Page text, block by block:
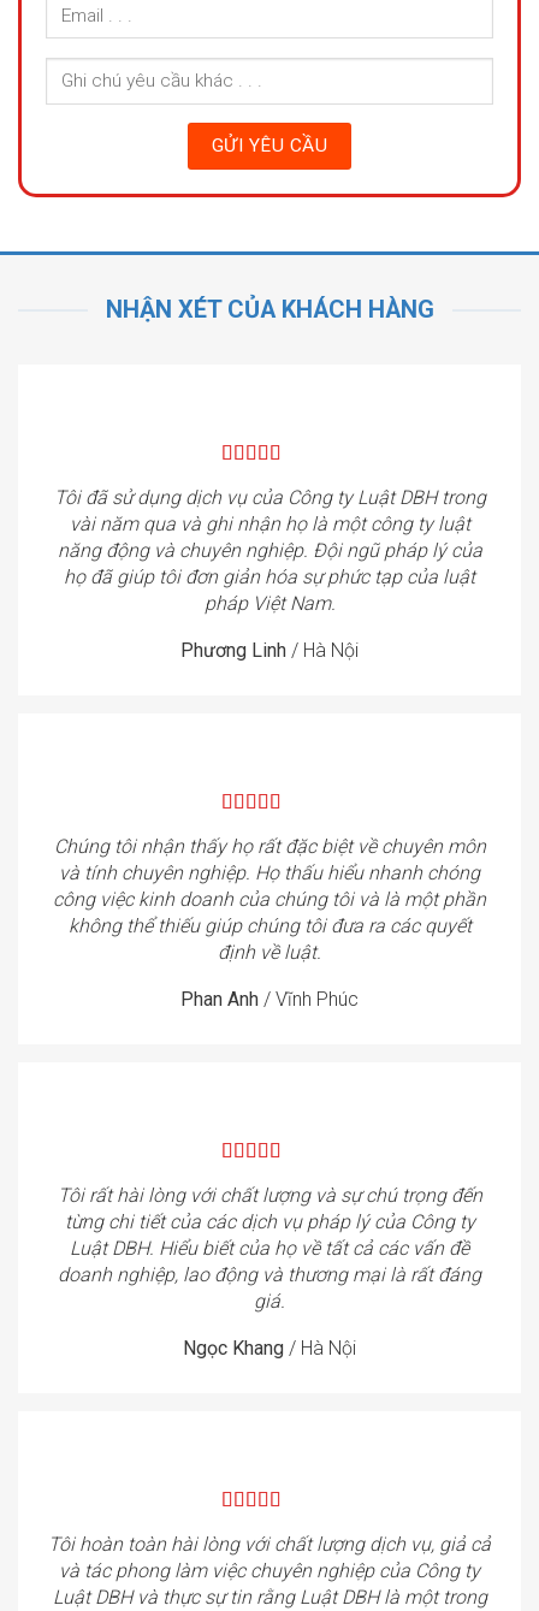
NHẬN XÉT CỦA KHÁCH HÀNG
Tôi đã sử dụng dịch vụ của Công ty Luật DBH trong
vài năm qua và ghi nhận họ là một công ty luật
năng động và chuyên nghiệp. Đội ngũ pháp lý của
họ đã giúp tôi đơn giản hóa sự phức tạp của luật
pháp Việt Nam.
Phương Linh / Hà Nội
Chúng tôi nhận thấy họ rất đặc biệt về chuyên môn
và tính chuyên nghiệp. Họ thấu hiểu nhanh chóng
công việc kinh doanh của chúng tôi và là một phần
không thể thiếu giúp chúng tôi đưa ra các quyết
định về luật.
Phan Anh / Vĩnh Phúc
Tôi rất hài lòng với chất lượng và sự chú trọng đến
từng chi tiết của các dịch vụ pháp lý của Công ty
Luật DBH. Hiểu biết của họ về tất cả các vấn đề
doanh nghiệp, lao động và thương mại là rất đáng
giá.
Ngọc Khang / Hà Nội
Tôi hoàn toàn hài lòng với chất lượng dịch vụ, giả cả
và tác phong làm việc chuyên nghiệp của Công ty
Luật DBH và thực sự tin rằng Luật DBH là một trong